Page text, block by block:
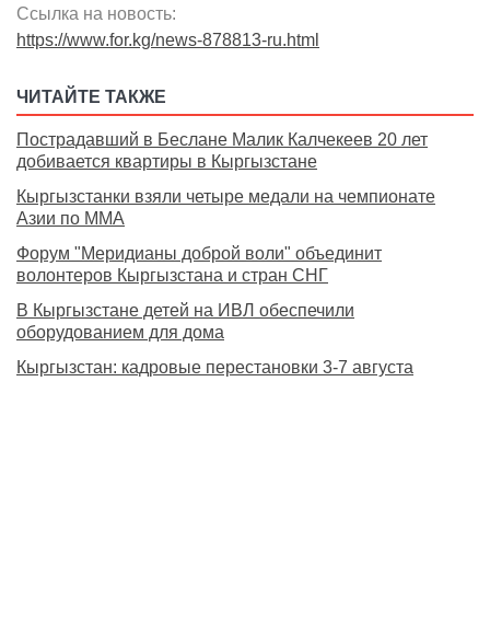
Ссылка на новость:
https://www.for.kg/news-878813-ru.html
ЧИТАЙТЕ ТАКЖЕ
Пострадавший в Беслане Малик Калчекеев 20 лет
добивается квартиры в Кыргызстане
Кыргызстанки взяли четыре медали на чемпионате
Азии по MMA
Форум "Меридианы доброй воли" объединит
волонтеров Кыргызстана и стран СНГ
В Кыргызстане детей на ИВЛ обеспечили
оборудованием для дома
Кыргызстан: кадровые перестановки 3-7 августа